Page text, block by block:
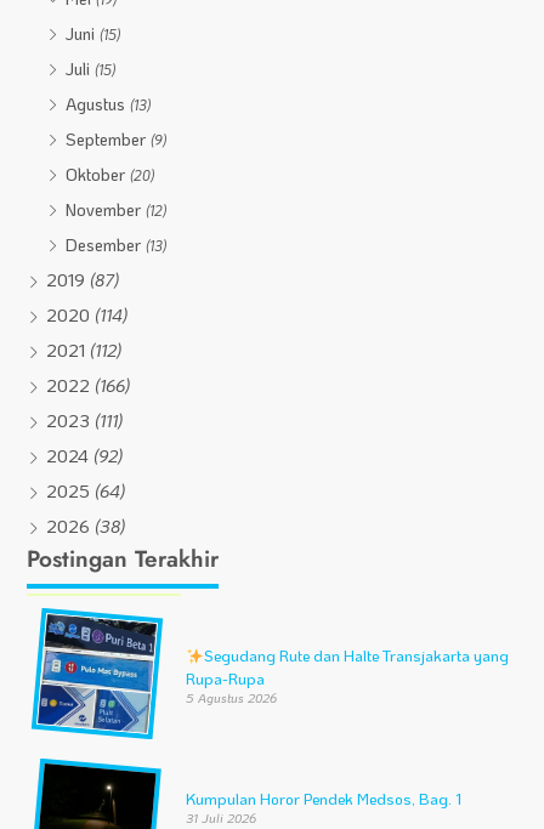
Juni(15)
Juli(15)
Agustus(13)
September(9)
Oktober(20)
November(12)
Desember(13)
2019 (87)
2020 (114)
2021 (112)
2022 (166)
2023 (111)
2024 (92)
2025 (64)
2026 (38)
Postingan Terakhir
Segudang Rute dan Halte Transjakarta yang
Rupa-Rupa
5 Agustus 2026
Kumpulan Horor Pendek Medsos, Bag. 1
31 Juli 2026